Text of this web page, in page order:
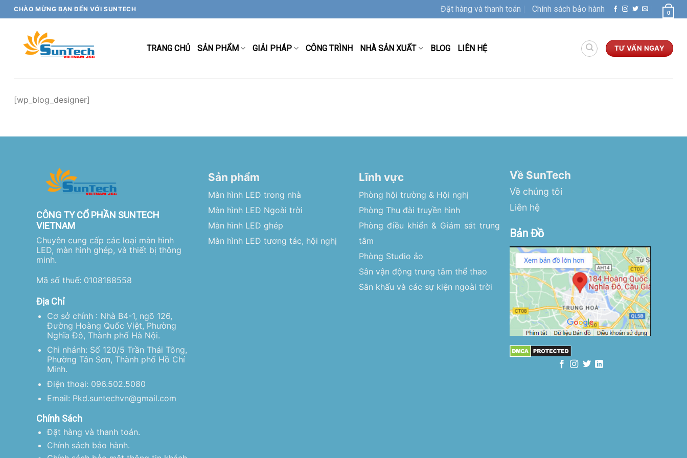
Skip
to
CHÀO MỪNG BẠN ĐẾN VỚI SUNTECH Đặt hàng và thanh toán Chính sách bảo hành 0
TRANG CHỦ SẢN PHẨM GIẢI PHÁP CÔNG TRÌNH NHÀ SẢN XUẤT BLOG LIÊN HỆ TƯ VẤN NGAY
[wp_blog_designer]
CÔNG TY CỔ PHẦN SUNTECH
VIETNAM
Chuyên cung cấp các loại màn hình
LED, màn hình ghép, và thiết bị thông
minh.
Mã số thuế: 0108188558
Địa Chỉ
Cơ sở chính : Nhà B4-1, ngõ 126,
Đường Hoàng Quốc Việt, Phường
Nghĩa Đô, Thành phố Hà Nội.
Chi nhánh: Số 120/5 Trần Thái Tông,
Phường Tân Sơn, Thành phố Hồ Chí
Minh.
Điện thoại: 096.502.5080
Email: Pkd.suntechvn@gmail.com
Chính Sách
Đặt hàng và thanh toán.
Chính sách bảo hành.
Sản phẩm
Màn hình LED trong nhà
Màn hình LED Ngoài trời
Màn hình LED ghép
Màn hình LED tương tác, hội nghị
Lĩnh vực
Phòng hội trường & Hội nghị
Phòng Thu đài truyền hình
Phòng điều khiển & Giám sát trung
tâm
Phòng Studio ảo
Sân vận động trung tâm thể thao
Sân khấu và các sự kiện ngoài trời
Về SunTech
Về chúng tôi
Liên hệ
Bản Đồ